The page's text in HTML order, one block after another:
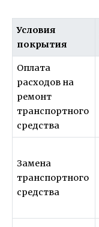
Условия
покрытия
Оплата
расходов на
ремонт
транспортного
средства
Замена
транспортного
средства